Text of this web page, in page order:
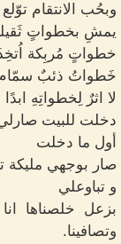
وبحُب الانتقام توّلع
يمشِ بخطواتٍ
خطواتٍ مُربِكة
خَطواتُ ذئبٌ
لا اثرٌ لِخطواتِهِ
دخلت للبيت
أول ما دخلت
صار بوجهي مليكة
و تباوعلي
بزعل خلصناها
وتصافينا.